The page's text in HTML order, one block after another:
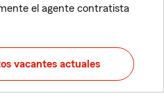
el agente contratista
vacantes actuales